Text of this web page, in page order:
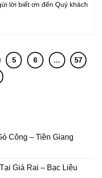
lời biết ơn đến Quý khách
5 6 … 57
Công – Tiền Giang
Giá Rai – Bạc Liêu